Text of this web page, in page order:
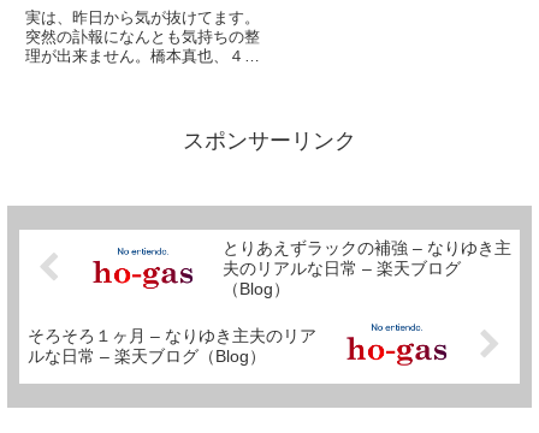
実は、昨日から気が抜けてます。
突然の訃報になんとも気持ちの整
理が出来ません。橋本真也、４０
きました。最後に観に行ったのが
ゼロワン両国国技館だったかも。スポンサーリンク
とりあえずラックの補強 – なりゆき主
夫のリアルな日常 – 楽天ブログ
（Blog）
そろそろ１ヶ月 – なりゆき主夫のリア
ルな日常 – 楽天ブログ（Blog）